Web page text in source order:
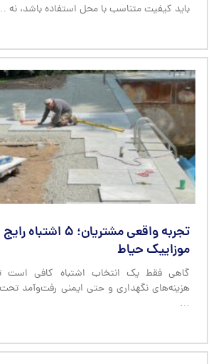
باید کیفیت متناسب با محل استفاده باشد، نه
تجربه واقعی مشتریان؛ ۵
موزاییک حیاط
گاهی فقط یک انتخاب اشتباه کافی است
هزینه‌های نگهداری و حتی ایمنی رفت‌وآمد تحت
…